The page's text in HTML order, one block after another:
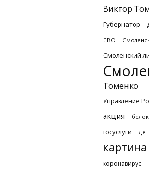
Виктор
Губернатор
СВО
Смоленский
Томенко
Управление
акция
госуслуги
коронавирус